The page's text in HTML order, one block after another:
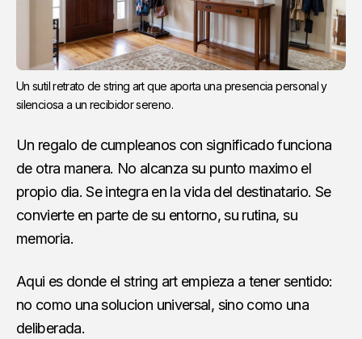
Un sutil retrato de string art que aporta una presencia personal y
silenciosa a un recibidor sereno.
Un regalo de cumpleanos con significado funciona
de otra manera. No alcanza su punto maximo el
propio dia. Se integra en la vida del destinatario. Se
convierte en parte de su entorno, su rutina, su
memoria.
Aqui es donde el string art empieza a tener sentido:
no como una solucion universal, sino como una
deliberada.